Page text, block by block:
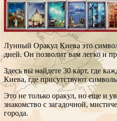
Лунный Оракул Киева это
дней. Он позволит вам легко и
Здесь вы найдете 30 карт, где
Киева, где присутствуют
Это не только оракул, но еще и
знакомство с загадочной,
города.